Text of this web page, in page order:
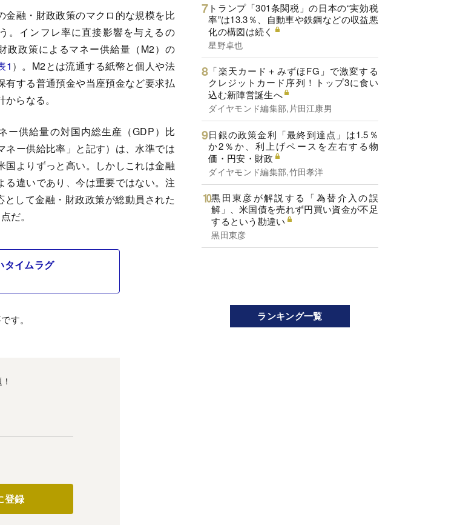
金融・財政政策のマクロ的な規模を比
。インフレ率に直接影響を与えるの
政政策によるマネー供給量（M2）の
1 ）。M2とは流通する紙幣と個人や法
有する普通預金や当座預金など要求払
らなる。
ー供給量の対国内総生産（GDP）比
ネー供給比率」と記す）は、水準では
国よりずっと高い。しかしこれは金融
る違いであり、今は重要ではない。注
して金融・財政政策が総動員された
だ。
タイムラグ
す。
登録
トランプ「301条関税」の日本の“実効税
率”は13.3％、自動車や鉄鋼などの収益悪
化の構図は続く
星野卓也
「楽天カード＋みずほFG」で激変する
クレジットカード序列！トップ3に食い
込む新陣営誕生へ
ダイヤモンド編集部,片田江康男
日銀の政策金利「最終到達点」は1.5％
か2％か、利上げペースを左右する物
価・円安・財政
ダイヤモンド編集部,竹田孝洋
黒田東彦が解説する「為替介入の誤
解」、米国債を売れず円買い資金が不足
するという勘違い
黒田東彦
ランキング一覧